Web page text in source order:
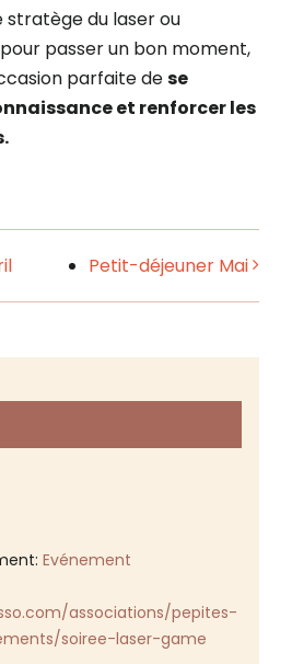
stratège du laser ou
passer un bon moment,
parfaite dese
et renforcer les
Petit-déjeuner Mai
Evénement
associations/pepites-
soiree-laser-game